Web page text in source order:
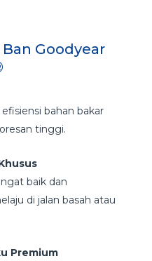
Goodyear
bahan bakar
tinggi.
baik dan
di jalan basah atau
Premium